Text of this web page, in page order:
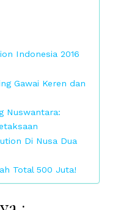
Indonesia 2016
Gawai Keren dan
Nuswantara:
Di Nusa Dua
Total 500 Juta!